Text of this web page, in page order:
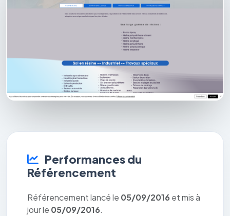
Performances du
Référencement
Référencement lancé le 05/09/2016 et mis à
jour le 05/09/2016.